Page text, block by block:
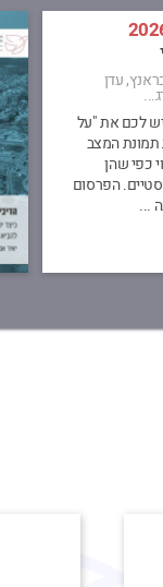
עדן
לכם את "על
תמונת המצב
כפי שהן
הפרסום
...